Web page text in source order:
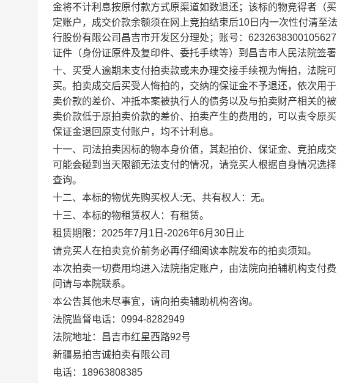
金将不计利息按原付款方式原渠道如数退还；该标的物竞得者（
定账户，成交价款余额须在网上竞拍结束后10日内一次性付清至
行股份有限公司昌吉市开发区分理处；账号： 623263830010
证件（身份证原件及复印件、委托手续等）到昌吉市人民法院签
十、买受人逾期未支付拍卖款或未办理交接手续视为悔拍，法院
买。拍卖成交后买受人悔拍的，交纳的保证金不予退还，依次用
卖价款的差价、冲抵本案被执行人的债务以及与拍卖财产相关的
卖价款低于原拍卖价款的差价、拍卖产生的费用的，可以责令原
保证金退回原支付账户，均不计利息。
十一、司法拍卖因标的物本身价值，其起拍价、保证金、竞拍成
可能会碰到当天限额无法支付的情况，请竞买人根据自身情况选
查询。
十二、本标的物优先购买权人:无、共有权人： 无。
十三、本标的物租赁权人： 有租赁。
租赁期限： 2025年7月1日-2026年6月30日止
请竞买人在拍卖竞价前务必再仔细阅读本院发布的拍卖须知。
本次拍卖一切费用均进入法院指定账户，由法院向拍辅机构支付
问请与本院联系。
本公告其他未尽事宜，请向拍卖辅助机构咨询。
法院监督电话： 0994-8282949
法院地址：昌吉市红星西路92号
新疆易拍吉诚拍卖有限公司
电话： 18963808385